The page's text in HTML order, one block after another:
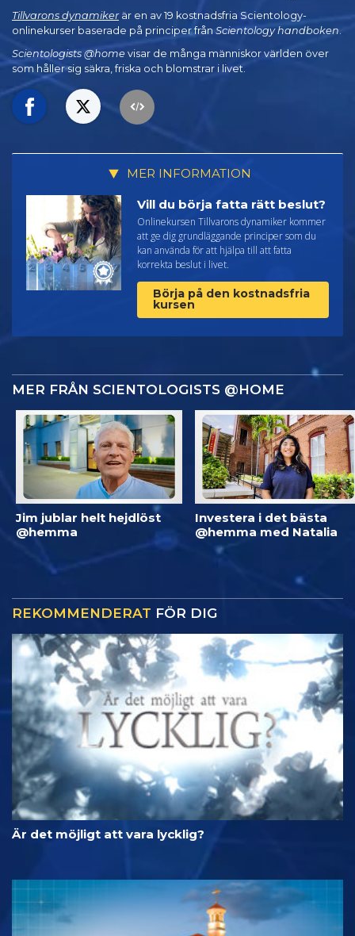
Tillvarons dynamikerär en av 19 kostnadsfria Scientology-
onlinekurser baserade på principer från Scientology handboken.
Scientologists @home visar de många människor världen över
som håller sig säkra, friska och blomstrar i livet.
MER INFORMATION
Vill du börja fatta rätt beslut?
Onlinekursen Tillvarons dynamiker kommer
att ge dig grundläggande principer som du
kan använda för att hjälpa till att fatta
korrekta beslut i livet.
Börja på den kostnadsfria
kursen
MER FRÅN SCIENTOLOGISTS @HOME
Jim jublar helt hejdlöst
@hemma
Investera i det bästa
@hemma med Natalia
REKOMMENDERAT FÖR DIG
Är det möjligt att vara lycklig?